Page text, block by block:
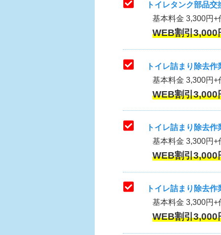
トイレタンク部品
基本料金 3,300円+
WEB割引
トイレ詰まり除去作
基本料金 3,300円+
WEB割引
トイレ詰まり除去
基本料金 3,300円+
WEB割引
トイレ詰まり除去
基本料金 3,300円+
WEB割引